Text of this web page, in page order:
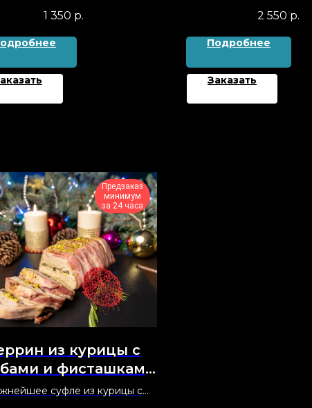
1 350 р.
картофелем, горчицей
капустой
2 550 р.
Подробнее
Заказать
Предзаказ
минимум
за 24 часа
из курицы с
и фисташками
в беконе
суфле из курицы с